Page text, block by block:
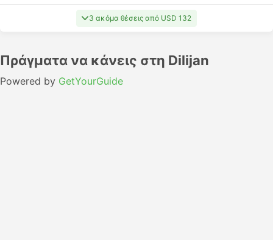
3 ακόμα θέσεις από USD 132
Πράγματα να κάνεις στη Dilijan
Powered by GetYourGuide